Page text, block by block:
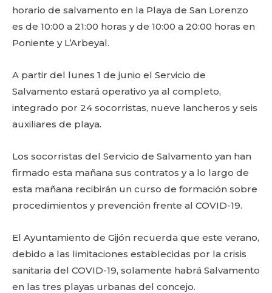
horario de salvamento en la Playa de San Lorenzo
es de 10:00 a 21:00 horas y de 10:00 a 20:00 horas en
Poniente y L’Arbeyal.
A partir del lunes 1 de junio el Servicio de
Salvamento estará operativo ya al completo,
integrado por 24 socorristas, nueve lancheros y seis
auxiliares de playa.
Los socorristas del Servicio de Salvamento yan han
firmado esta mañana sus contratos y a lo largo de
esta mañana recibirán un curso de formación sobre
procedimientos y prevención frente al COVID-19.
El Ayuntamiento de Gijón recuerda que este verano,
debido a las limitaciones establecidas por la crisis
sanitaria del COVID-19, solamente habrá Salvamento
en las tres playas urbanas del concejo.